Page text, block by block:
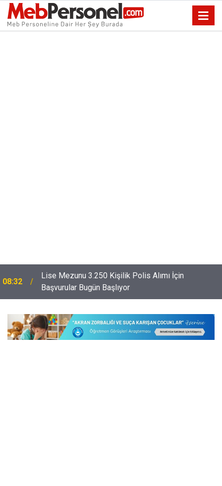
08:32
Lise Mezunu 3.250 Kişilik Polis Alımı İçin
Başvurular Bugün Başlıyor